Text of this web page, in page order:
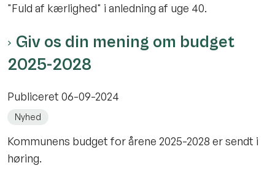
"Fuld af kærlighed" i anledning af uge 40.
Giv os din mening om budget
2025-2028
Publiceret 06-09-2024
Nyhed
Kommunens budget for årene 2025-2028 er sendt i
høring.